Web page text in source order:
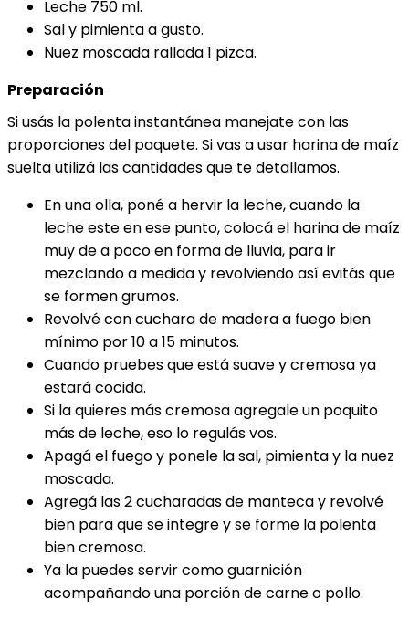
Leche 750 ml.
Sal y pimienta a gusto.
Nuez moscada rallada 1 pizca.
Preparación
Si usás la polenta instantánea manejate con las
proporciones del paquete. Si vas a usar harina de maíz
suelta utilizá las cantidades que te detallamos.
En una olla, poné a hervir la leche, cuando la
leche este en ese punto, colocá el harina de maíz
muy de a poco en forma de lluvia, para ir
mezclando a medida y revolviendo así evitás que
se formen grumos.
Revolvé con cuchara de madera a fuego bien
mínimo por 10 a 15 minutos.
Cuando pruebes que está suave y cremosa ya
estará cocida.
Si la quieres más cremosa agregale un poquito
más de leche, eso lo regulás vos.
Apagá el fuego y ponele la sal, pimienta y la nuez
moscada.
Agregá las 2 cucharadas de manteca y revolvé
bien para que se integre y se forme la polenta
bien cremosa.
Ya la puedes servir como guarnición
acompañando una porción de carne o pollo.